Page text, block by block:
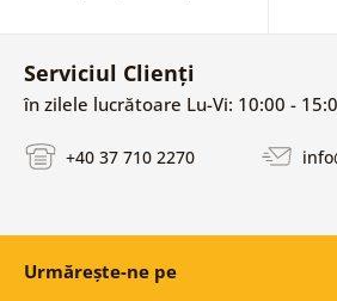
Serviciul Clienți
în zilele lucrătoare Lu-Vi: 10:00 -
+40 37 710 2270
Urmărește-ne pe